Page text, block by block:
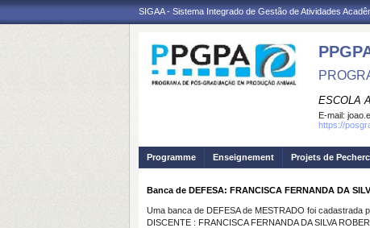
SIGAA - Sistema Integrado de Gestão de Atividades
ESCOLA
E-mail:
https://
Programme Enseignement Projets de
Banca de DEFESA: FRANCISCA FERNANDA DA
Uma banca de DEFESA de MESTRADO foi cadastrada
DISCENTE : FRANCISCA FERNANDA DA SILVA